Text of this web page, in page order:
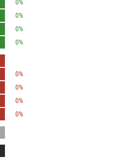
0%
0%
0%
0%
0%
0%
0%
0%